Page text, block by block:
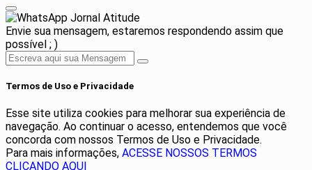
Jornal Atitude
Envie sua mensagem, estaremos respondendo assim que
possível ; )
Termos de Uso e Privacidade
Esse site utiliza cookies para melhorar sua experiência de
navegação. Ao continuar o acesso, entendemos que você
concorda com nossos Termos de Uso e Privacidade.
Para mais informações, ACESSE NOSSOS TERMOS
CLICANDO AQUI